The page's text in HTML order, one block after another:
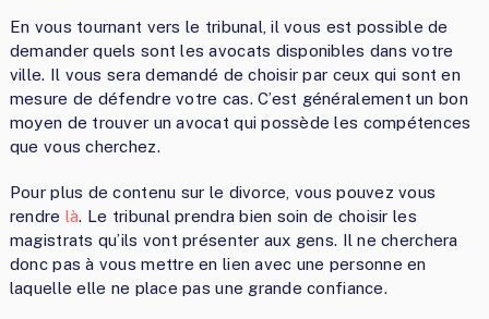
En vous tournant vers le tribunal, il vous est possible de
demander quels sont les avocats disponibles dans votre
ville. Il vous sera demandé de choisir par ceux qui sont en
mesure de défendre votre cas. C’est généralement un bon
moyen de trouver un avocat qui possède les compétences
que vous cherchez.
Pour plus de contenu sur le divorce, vous pouvez vous
rendre là. Le tribunal prendra bien soin de choisir les
magistrats qu’ils vont présenter aux gens. Il ne cherchera
donc pas à vous mettre en lien avec une personne en
laquelle elle ne place pas une grande confiance.